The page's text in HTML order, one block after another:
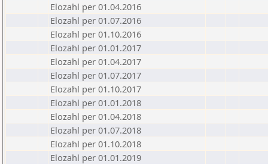
Elozahl per 01.04.2016
Elozahl per 01.07.2016
Elozahl per 01.10.2016
Elozahl per 01.01.2017
Elozahl per 01.04.2017
Elozahl per 01.07.2017
Elozahl per 01.10.2017
Elozahl per 01.01.2018
Elozahl per 01.04.2018
Elozahl per 01.07.2018
Elozahl per 01.10.2018
Elozahl per 01.01.2019